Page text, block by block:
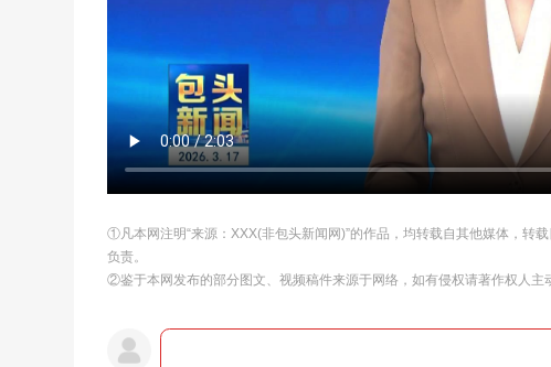
①凡本网注明“来源：XXX(非包头新闻网)”的作品，均转载自其他媒体，转
负责。
②鉴于本网发布的部分图文、视频稿件来源于网络，如有侵权请著作权人主